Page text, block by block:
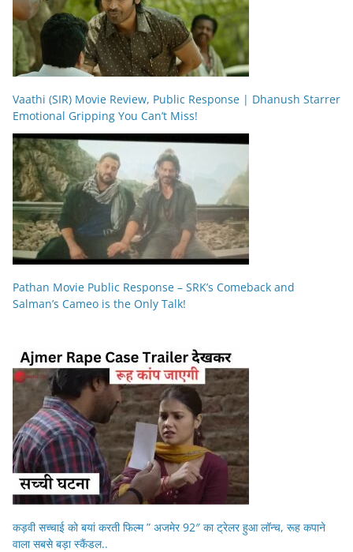
Vaathi (SIR) Movie Review, Public Response | Dhanush Starrer
Emotional Gripping You Can’t Miss!
Pathan Movie Public Response – SRK’s Comeback and
Salman’s Cameo is the Only Talk!
कड़वी सच्चाई को बयां करती फिल्म ” अजमेर 92″ का ट्रेलर हुआ लॉन्च, रूह कपाने
वाला सबसे बड़ा स्कैंडल..